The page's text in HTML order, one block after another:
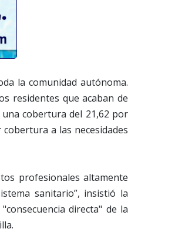
la comunidad autónoma.
residentes que acaban de
cobertura del 21,62 por
a las necesidades
profesionales altamente
sanitario”, insistió la
directa" de la